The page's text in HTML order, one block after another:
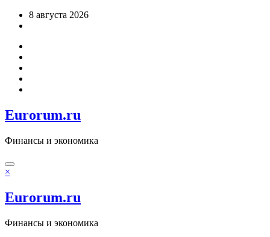
Перейти8 августа 2026
Eurorum.ru
Финансы и экономика
×
Eurorum.ru
Финансы и экономика